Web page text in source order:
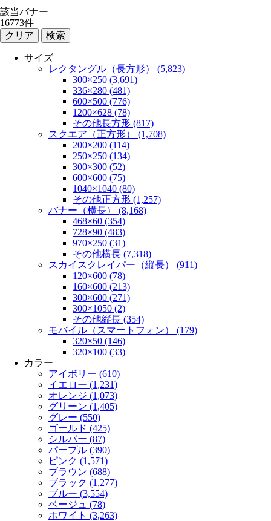
該当バナー
16773件
検索
サイズ
レクタングル（長方形） (5,823)
300×250 (3,691)
336×280 (481)
600×500 (776)
1200×628 (78)
その他長方形 (817)
スクエア（正方形） (1,708)
200×200 (114)
250×250 (134)
300×300 (52)
600×600 (75)
1040×1040 (80)
その他正方形 (1,257)
バナー（横長） (8,168)
468×60 (354)
728×90 (483)
970×250 (31)
その他横長 (7,318)
スカイスクレイパー（縦長） (911)
120×600 (78)
160×600 (213)
300×600 (271)
300×1050 (2)
その他縦長 (354)
モバイル（スマートフォン） (179)
320×50 (146)
320×100 (33)
カラー
アイボリー (610)
イエロー (1,231)
オレンジ (1,073)
グリーン (1,405)
グレー (550)
ゴールド (425)
シルバー (87)
パープル (390)
ピンク (1,571)
ブラウン (688)
ブラック (1,277)
ブルー (3,554)
ベージュ (78)
ホワイト (3,263)